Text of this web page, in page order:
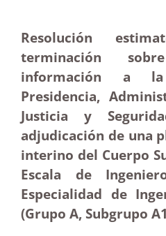
Resolución
terminación
información a
Presidencia,
Justicia y
adjudicación de una
interino del Cuerpo
Escala de
Especialidad de
(Grupo A, Subgrupo